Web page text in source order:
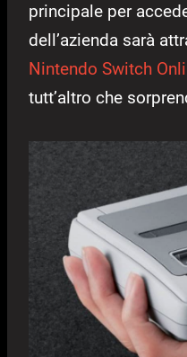
principale per
dell’azienda sarà
Nintendo Switch
tutt’altro che